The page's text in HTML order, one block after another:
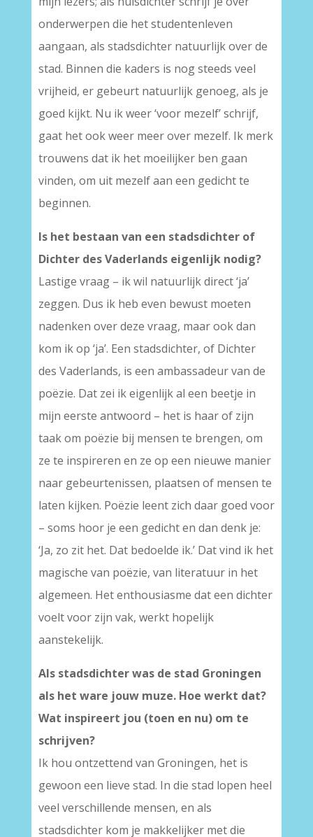
onderwerpen die het studentenleven
aangaan, als stadsdichter natuurlijk over de
stad. Binnen die kaders is nog steeds veel
vrijheid, er gebeurt natuurlijk genoeg, als je
goed kijkt. Nu ik weer ‘voor mezelf’ schrijf,
gaat het ook weer meer over mezelf. Ik merk
trouwens dat ik het moeilijker ben gaan
vinden, om uit mezelf aan een gedicht te
beginnen.
Is het bestaan van een stadsdichter of
Dichter des Vaderlands eigenlijk nodig?
Lastige vraag – ik wil natuurlijk direct ‘ja’
zeggen. Dus ik heb even bewust moeten
nadenken over deze vraag, maar ook dan
kom ik op ‘ja’. Een stadsdichter, of Dichter
des Vaderlands, is een ambassadeur van de
poëzie. Dat zei ik eigenlijk al een beetje in
mijn eerste antwoord – het is haar of zijn
taak om poëzie bij mensen te brengen, om
ze te inspireren en ze op een nieuwe manier
naar gebeurtenissen, plaatsen of mensen te
laten kijken. Poëzie leent zich daar goed voor
– soms hoor je een gedicht en dan denk je:
‘Ja, zo zit het. Dat bedoelde ik.’ Dat vind ik het
magische van poëzie, van literatuur in het
algemeen. Het enthousiasme dat een dichter
voelt voor zijn vak, werkt hopelijk
aanstekelijk.
Als stadsdichter was de stad Groningen
als het ware jouw muze. Hoe werkt dat?
Wat inspireert jou (toen en nu) om te
schrijven?
Ik hou ontzettend van Groningen, het is
gewoon een lieve stad. In die stad lopen heel
veel verschillende mensen, en als
stadsdichter kom je makkelijker met die